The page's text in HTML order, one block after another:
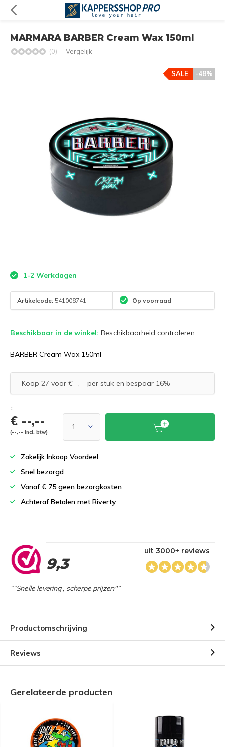
MARMARA BARBER Cream Wax 150ml
(0) Vergelijk
-48%
SALE
1-2 Werkdagen
Artikelcode: 541008741 Op voorraad
Beschikbaar in de winkel: Beschikbaarheid controleren
BARBER Cream Wax 150ml
Koop 27 voor €--,-- per stuk en bespaar 16%
€--,--
€ --,--
(--,-- Incl. btw)
Zakelijk Inkoop Voordeel
Snel bezorgd
Vanaf € 75 geen bezorgkosten
Achteraf Betalen met Riverty
9,3
uit 3000+ reviews
““Snelle levering , scherpe prijzen"”
Productomschrijving
Reviews
Gerelateerde producten